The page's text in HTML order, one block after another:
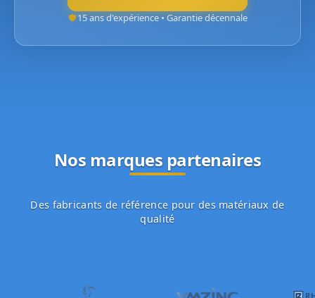
15 ans d'expérience • Garantie décennale
Nos marques partenaires
Des fabricants de référence pour des matériaux de
qualité